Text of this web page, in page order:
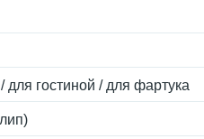
гостиной / для фартука